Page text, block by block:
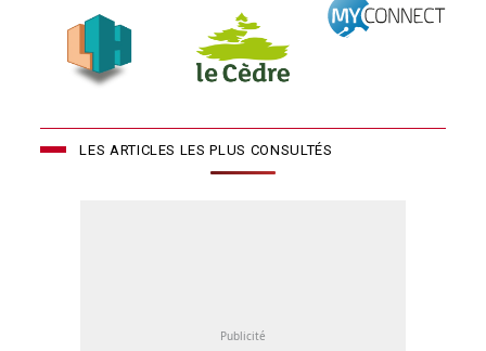
LES ARTICLES LES PLUS CONSULTÉS